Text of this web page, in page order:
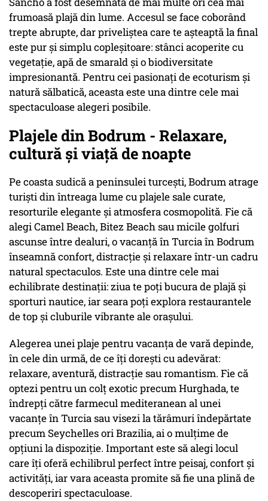
frumoasă plajă din lume. Accesul se face coborând
trepte abrupte, dar priveliștea care te așteaptă la final
este pur și simplu copleșitoare: stânci acoperite cu
vegetație, apă de smarald și o biodiversitate
impresionantă. Pentru cei pasionați de ecoturism și
natură sălbatică, aceasta este una dintre cele mai
spectaculoase alegeri posibile.
Plajele din Bodrum - Relaxare,
cultură și viață de noapte
Pe coasta sudică a peninsulei turcești, Bodrum atrage
turiști din întreaga lume cu plajele sale curate,
resorturile elegante și atmosfera cosmopolită. Fie că
alegi Camel Beach, Bitez Beach sau micile golfuri
ascunse între dealuri, o vacanță în Turcia în Bodrum
înseamnă confort, distracție și relaxare într-un cadru
natural spectaculos. Este una dintre cele mai
echilibrate destinații: ziua te poți bucura de plajă și
sporturi nautice, iar seara poți explora restaurantele
de top și cluburile vibrante ale orașului.
Alegerea unei plaje pentru vacanța de vară depinde,
în cele din urmă, de ce îți dorești cu adevărat:
relaxare, aventură, distracție sau romantism. Fie că
optezi pentru un colț exotic precum Hurghada, te
îndrepți către farmecul mediteranean al unei
vacanțe în Turcia sau visezi la tărâmuri îndepărtate
precum Seychelles ori Brazilia, ai o mulțime de
opțiuni la dispoziție. Important este să alegi locul
care îți oferă echilibrul perfect între peisaj, confort și
activități, iar vara aceasta promite să fie una plină de
descoperiri spectaculoase.